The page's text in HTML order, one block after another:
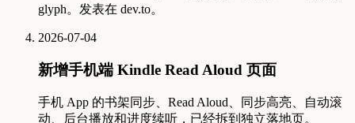
glyph。发表在 dev.to。
2026-07-04
新增手机端 Kindle Read Aloud 页面
手机 App 的书架同步、Read Aloud、同步高亮、自动滚
动、后台播放和进度续听，已经拆到独立落地页。